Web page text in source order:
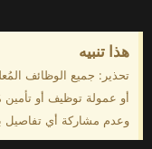
هذا تنبيه
تحذير: جميع الوظائف
أو عمولة توظيف أو تأمين
وعدم مشاركة أي تفاصيل